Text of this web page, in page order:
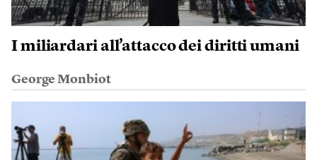
I miliardari all’attacco dei diritti umani
George Monbiot